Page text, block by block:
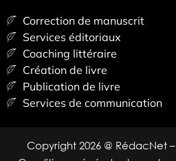
Correction de manuscrit
Services éditoriaux
Coaching littéraire
Création de livre
Publication de livre
Services de communication
Copyright 2026 @ RédacNet